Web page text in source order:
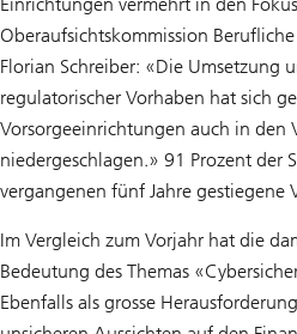
Oberaufsichtskommission
Florian Schreiber: «Die Umsetzung
regulatorischer Vorhaben hat sich
Vorsorgeeinrichtungen auch in den
niedergeschlagen.» 91 Prozent der
vergangenen fünf Jahre gestiegene
Im Vergleich zum Vorjahr hat die
Bedeutung des Themas
Ebenfalls als grosse